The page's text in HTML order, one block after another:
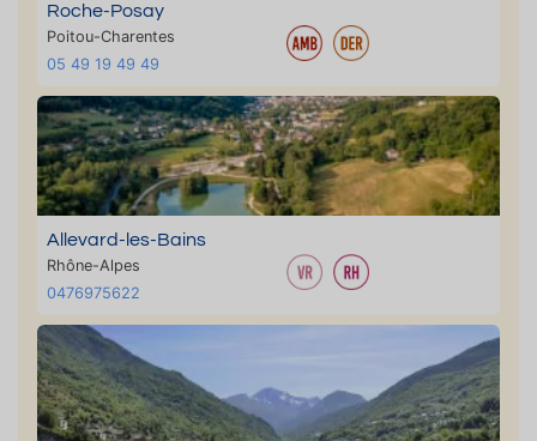
Roche-Posay
Poitou-Charentes
05 49 19 49 49
Allevard-les-Bains
Rhône-Alpes
0476975622